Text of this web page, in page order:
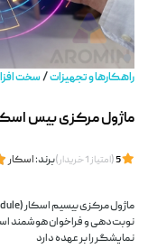
راهکارها و تجهیزات/سخت
ماژول مرکزی بیس
5
(امتیاز1خریدار)برند:اسکار
نوبت‌دهی و فراخوان هوشمند
نمایشگر را بر عهده دارد